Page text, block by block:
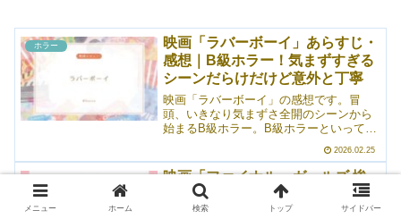
ホラー
映画「ラバーボーイ」あらすじ・
感想｜B級ホラー！気まずすぎる
シーンだらけだけど意外と丁寧
映画「ラバーボーイ」の感想です。冒
頭、いきなり気まずさ全開のシーンから
始まるB級ホラー。B級ホラーといって
のだ！」と思って観るとちょっと物足り
なくなる（かもな）レベルで丁寧に作り
込まれていました。びっくり。父親を亡
くし、母親への仕送りと自身の学費を稼
ぐためにちょっとあれなサイトに女優と
2026.02.25
映画「ファイナル・ガールズ 惨
劇のシナリオ」あらすじ・感想｜
見ていて楽しいホラーあるある
メニュー ホーム 検索 トップ サイドバー